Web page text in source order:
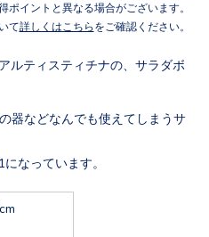
ポイントと異なる場合がございます。
て詳しくはこちら をご確認ください。
ルティスティチナの、サラダボ
器などなんでも使えてしまうサ
なっています。